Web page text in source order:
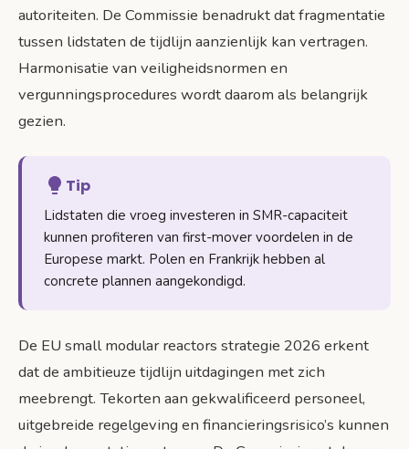
autoriteiten. De Commissie benadrukt dat fragmentatie
tussen lidstaten de tijdlijn aanzienlijk kan vertragen.
Harmonisatie van veiligheidsnormen en
vergunningsprocedures wordt daarom als belangrijk
gezien.
Tip
Lidstaten die vroeg investeren in SMR-capaciteit
kunnen profiteren van first-mover voordelen in de
Europese markt. Polen en Frankrijk hebben al
concrete plannen aangekondigd.
De EU small modular reactors strategie 2026 erkent
dat de ambitieuze tijdlijn uitdagingen met zich
meebrengt. Tekorten aan gekwalificeerd personeel,
uitgebreide regelgeving en financieringsrisico’s kunnen